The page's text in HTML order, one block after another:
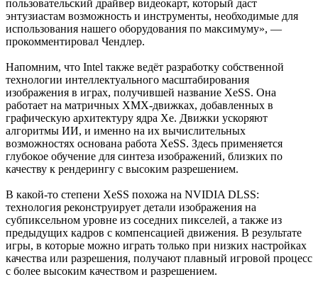
пользовательский драйвер видеокарт, который даст
энтузиастам возможность и инструменты, необходимые для
использования нашего оборудования по максимуму», —
прокомментировал Чендлер.
Напомним, что Intel также ведёт разработку собственной
технологии интеллектуального масштабирования
изображения в играх, получившей название XeSS. Она
работает на матричных XMX-движках, добавленных в
графическую архитектуру ядра Xe. Движки ускоряют
алгоритмы ИИ, и именно на их вычислительных
возможностях основана работа XeSS. Здесь применяется
глубокое обучение для синтеза изображений, близких по
качеству к рендерингу с высоким разрешением.
В какой-то степени XeSS похожа на NVIDIA DLSS:
технология реконструирует детали изображения на
субпиксельном уровне из соседних пикселей, а также из
предыдущих кадров с компенсацией движения. В результате
игры, в которые можно играть только при низких настройках
качества или разрешения, получают плавный игровой процесс
с более высоким качеством и разрешением.